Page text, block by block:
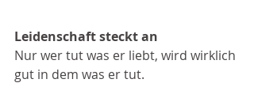
Leidenschaft steckt an
Nur wer tut was er liebt, wird wirklich
gut in dem was er tut.